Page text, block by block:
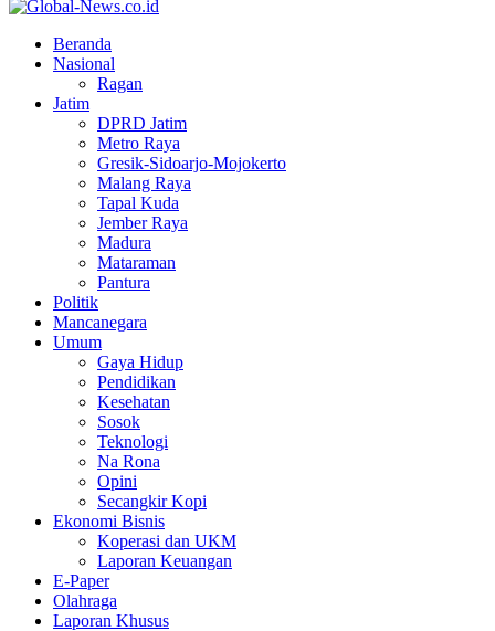
Beranda
Nasional
Ragan
Jatim
DPRD Jatim
Metro Raya
Gresik-Sidoarjo-Mojokerto
Malang Raya
Tapal Kuda
Jember Raya
Madura
Mataraman
Pantura
Politik
Mancanegara
Umum
Gaya Hidup
Pendidikan
Kesehatan
Sosok
Teknologi
Na Rona
Opini
Secangkir Kopi
Ekonomi Bisnis
Koperasi dan UKM
Laporan Keuangan
E-Paper
Olahraga
Laporan Khusus